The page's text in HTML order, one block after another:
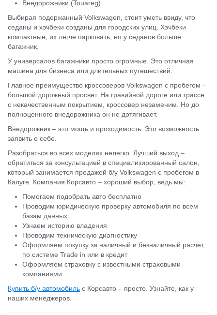
Внедорожники (Touаreg)
Выбирая подержанный Volkswagen, стоит уметь ввиду, что
седаны и хэчбеки созданы для городских улиц. Хэчбеки
компактные, их легче парковать, но у седанов больше
багажник.
У универсалов багажники просто огромные. Это отличная
машина для бизнеса или длительных путешествий.
Главное преимущество кроссоверов Volkswagen с пробегом –
большой дорожный просвет. На гравийной дороге или трассе
с некачественным покрытием, кроссовер незаменим. Но до
полноценного внедорожника он не дотягивает.
Внедорожник – это мощь и проходимость. Это возможность
заявить о себе.
Разобраться во всех моделях нелегко. Лучший выход –
обратиться за консультацией в специализированный салон,
который занимается продажей б/у Volkswagen с пробегом в
Калуге. Компания Корсавто – хороший выбор, ведь мы:
Помогаем подобрать авто бесплатно
Проводим юридическую проверку автомобиля по всем
базам данных
Узнаем историю владения
Проводим техническую диагностику
Оформляем покупку за наличный и безналичный расчет,
по системе Trade in или в кредит
Оформляем страховку с известными страховыми
компаниями
Купить б/у автомобиль с Корсавто – просто. Узнайте, как у
наших менеджеров.